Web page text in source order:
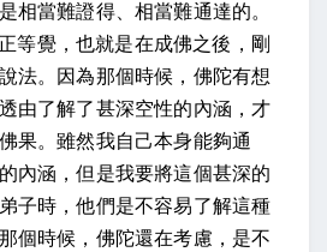
相當難證得、相當難通達的。
等覺，也就是在成佛之後，剛
法。因為那個時候，佛陀有想
由了解了甚深空性的內涵，才
果。雖然我自己本身能夠通
內涵，但是我要將這個甚深的
子時，他們是不容易了解這種
個時候，佛陀還在考慮，是不